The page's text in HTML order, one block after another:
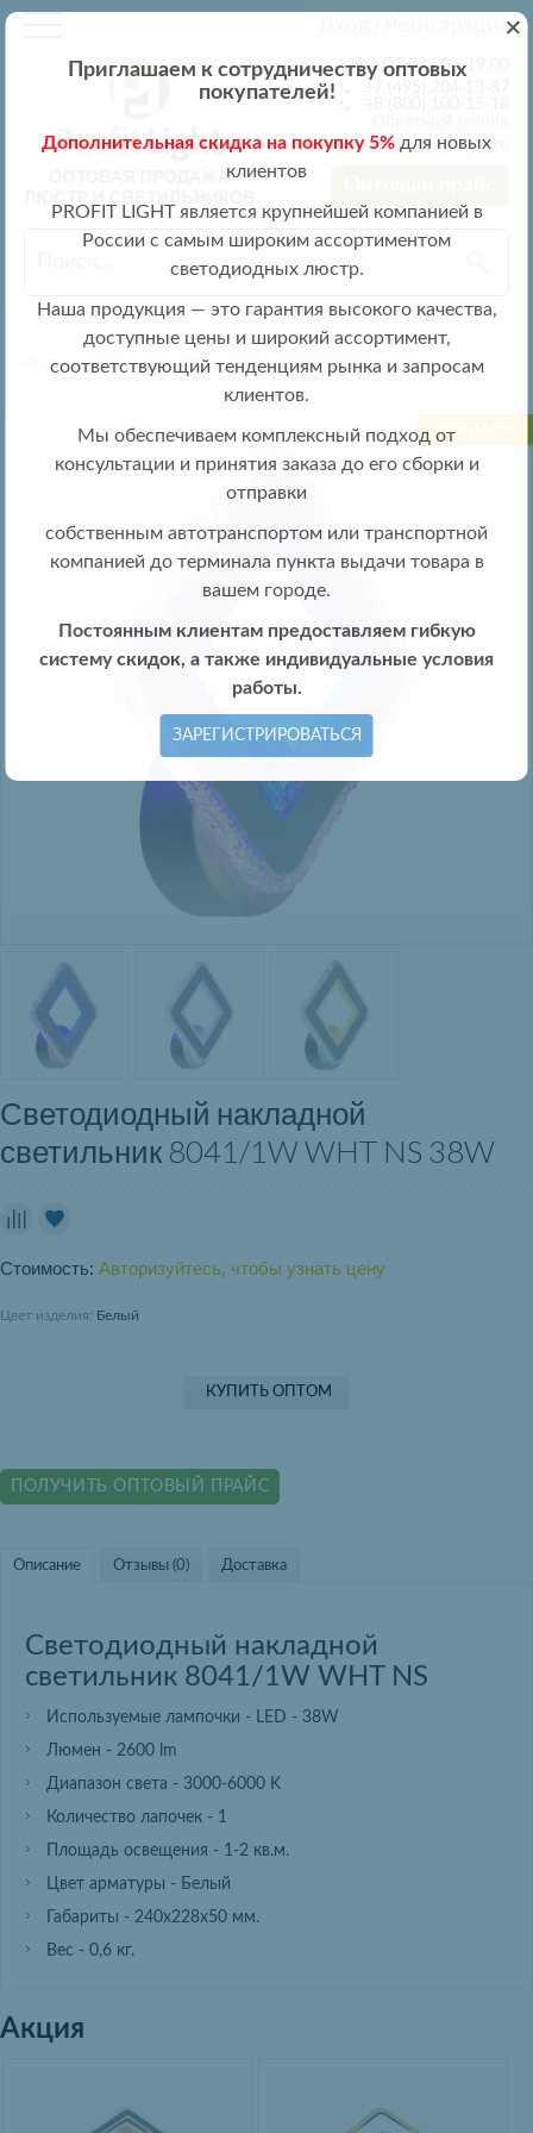
Регистрация
ПН-ПТ 09:00 - 19:00
info@profitlight.ru
Настенные светильники оптом » 8041/1W WHT NS
ПРОДАНО
Светодиодный накладной
светильник 8041/1W WHT NS 38W
Стоимость: Авторизуйтесь, чтобы узнать цену
Цвет изделия: Белый
КУПИТЬ ОПТОМ
ПОЛУЧИТЬ ОПТОВЫЙ ПРАЙС
Описание Отзывы (0) Доставка
Светодиодный накладной
светильник 8041/1W WHT NS
Используемые лампочки - LED - 38W
Люмен - 2600 lm
Диапазон света - 3000-6000 K
Количество лапочек - 1
Площадь освещения - 1-2 кв.м.
Цвет арматуры - Белый
Габариты - 240х228х50 мм.
Вес - 0,6 кг.
Акция
+
Приглашаем к сотрудничеству оптовых
покупателей!
Дополнительная скидка на покупку 5% для новых
клиентов
PROFIT LIGHT является крупнейшей компанией в
России с самым широким ассортиментом
светодиодных люстр.
Наша продукция — это гарантия высокого качества,
доступные цены и широкий ассортимент,
соответствующий тенденциям рынка и запросам
клиентов.
Мы обеспечиваем комплексный подход от
консультации и принятия заказа до его сборки и
отправки
собственным автотранспортом или транспортной
компанией до терминала пункта выдачи товара в
вашем городе.
Постоянным клиентам предоставляем гибкую
систему скидок, а также индивидуальные условия
работы.
ЗАРЕГИСТРИРОВАТЬСЯ